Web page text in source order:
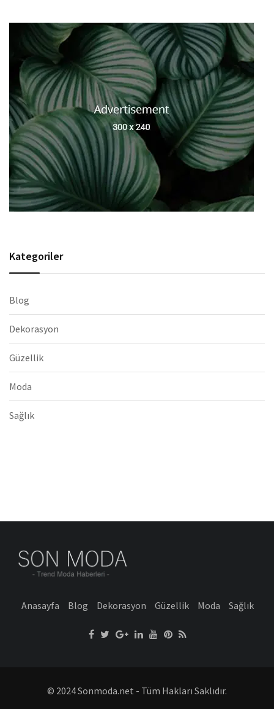
Kategoriler
Blog
Dekorasyon
Güzellik
Moda
Sağlık
Anasayfa Blog Dekorasyon Güzellik Moda Sağlık
© 2024 Sonmoda.net - Tüm Hakları Saklıdır.